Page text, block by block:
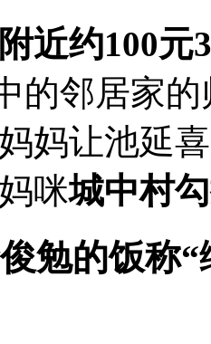
附近约100元
的邻居家
妈让池延
咪城中村
勉的饭称